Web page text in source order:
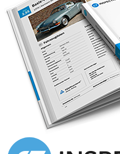
Service durchgeführt bei:
7.728km, 8.305km.
ZUBEHÖRANGABEN
Zwischenverkauf und